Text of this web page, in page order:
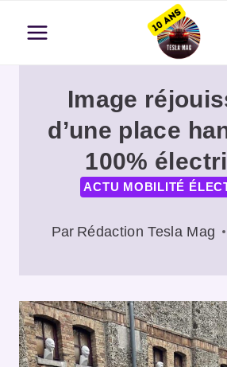
contenu
Image
d’une place
100%
ACTU MOBILITÉ
Par Rédaction Tesla Mag